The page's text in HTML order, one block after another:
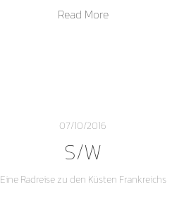
Read More
07/10/2016
S/W
Eine Radreise zu den Küsten Frankreichs